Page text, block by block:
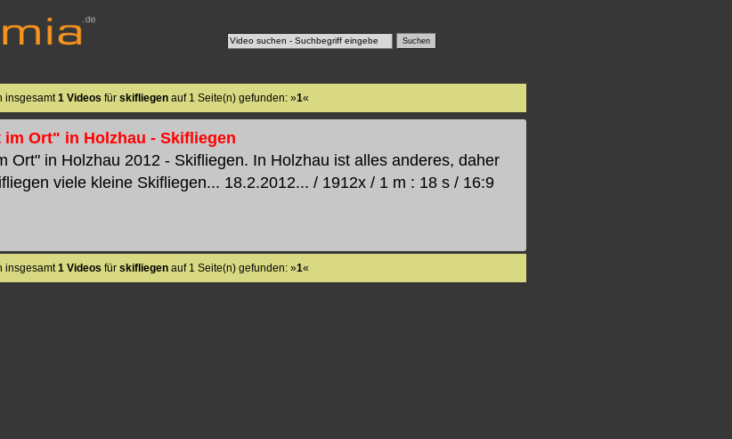
insgesamt1 Videos für skifliegenauf 1 Seite(n) gefunden: »1«
Ort" in Holzhau - Skifliegen
Ort" in Holzhau 2012 - Skifliegen. In Holzhau ist alles anderes, daher
viele kleine Skifliegen... 18.2.2012... / 1912x / 1 m : 18 s / 16:9
insgesamt1 Videos für skifliegenauf 1 Seite(n) gefunden: »1«